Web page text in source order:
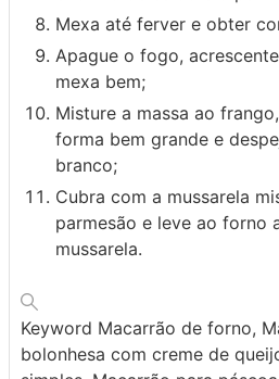
Mexa até ferver e obter
Apague o fogo,
mexa bem;
Misture a massa ao
forma bem grande e
branco;
Cubra com a mussarela
parmesão e leve ao forno
mussarela.
Keyword Macarrão de forno,
bolonhesa com creme de